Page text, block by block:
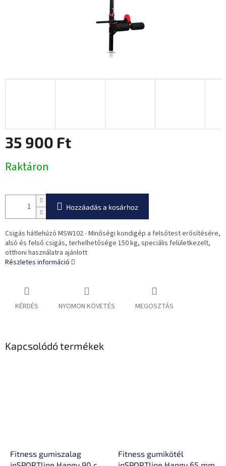
35 900 Ft
Raktáron
Hozzáadás a kosárhoz
Csigás hátlehúzó MSW102 - Minőségi kondigép a felsőtest erősítésére,
alsó és felső csigás, terhelhetősége 150 kg, speciális felületkezelt,
otthoni használatra ajánlott
Részletes információ
KÉRDÉS NYOMON KÖVETÉS MEGOSZTÁS
Kapcsolódó termékek
Fitness gumiszalag
Fitness gumikötél